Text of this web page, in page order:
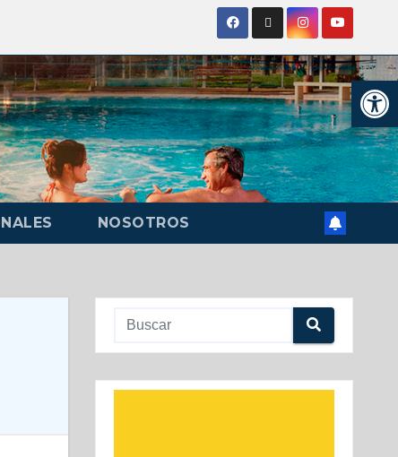
NOSOTROS